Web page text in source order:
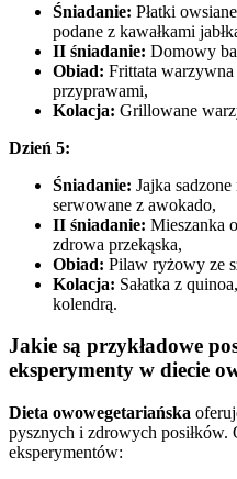
Śniadanie: Płatki
podane z kawałkami
II śniadanie: Domowy
Obiad: Frittata
przyprawami,
Kolacja: Grillowane
Dzień 5:
Śniadanie: Jajka
serwowane z awokado,
II śniadanie: Mieszanka
zdrowa przekąska,
Obiad: Pilaw ryżowy ze
Kolacja: Sałatka z
kolendrą.
Jakie są przykładowe
eksperymenty w diecie
Dieta owowegetariańska
pysznych i zdrowych
eksperymentów: